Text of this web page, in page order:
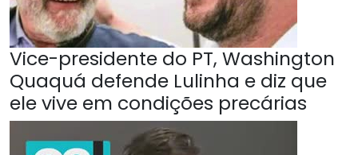
Vice-presidente do PT, Washington
Quaquá defende Lulinha e diz que
ele vive em condições precárias